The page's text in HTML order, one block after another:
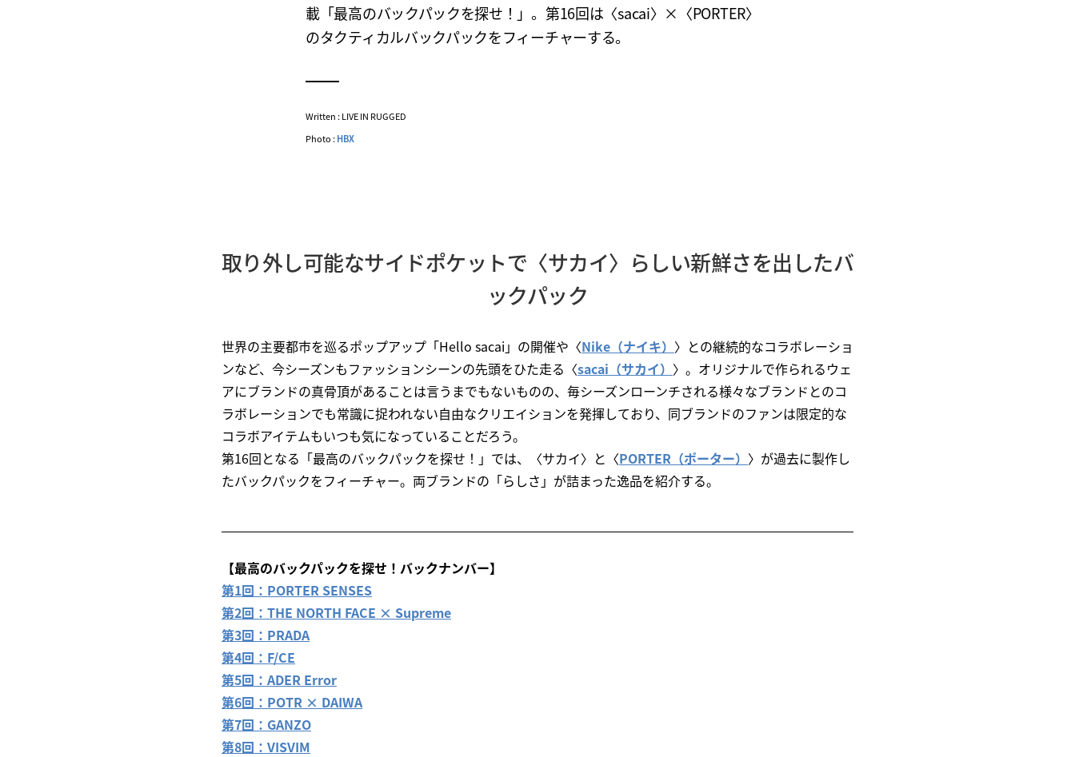
載「最高のバックパックを探せ！」。第16回は〈sacai〉×〈PORTER〉
のタクティカルバックパックをフィーチャーする。
Written : LIVE IN RUGGED
Photo :HBX
取り外し可能なサイドポケットで〈サカイ〉らしい新鮮さを出したバ
ックパック
世界の主要都市を巡るポップアップ「Hello sacai」の開催や〈Nike（ナイキ） 〉との継続的なコラボレーショ
ンなど、今シーズンもファッションシーンの先頭をひた走る〈sacai（サカイ） 〉。オリジナルで作られるウェ
アにブランドの真骨頂があることは言うまでもないものの、毎シーズンローンチされる様々なブランドとのコ
ラボレーションでも常識に捉われない自由なクリエイションを発揮しており、同ブランドのファンは限定的な
コラボアイテムもいつも気になっていることだろう。
第16回となる「最高のバックパックを探せ！」では、〈サカイ〉と〈PORTER（ポーター） 〉が過去に製作し
たバックパックをフィーチャー。両ブランドの「らしさ」が詰まった逸品を紹介する。
【最高のバックパックを探せ！バックナンバー】
第1回：PORTER SENSES
第2回：THE NORTH FACE × Supreme
第3回：PRADA
第4回：F/CE
第5回：ADER Error
第6回：POTR × DAIWA
第7回：GANZO
第8回：VISVIM